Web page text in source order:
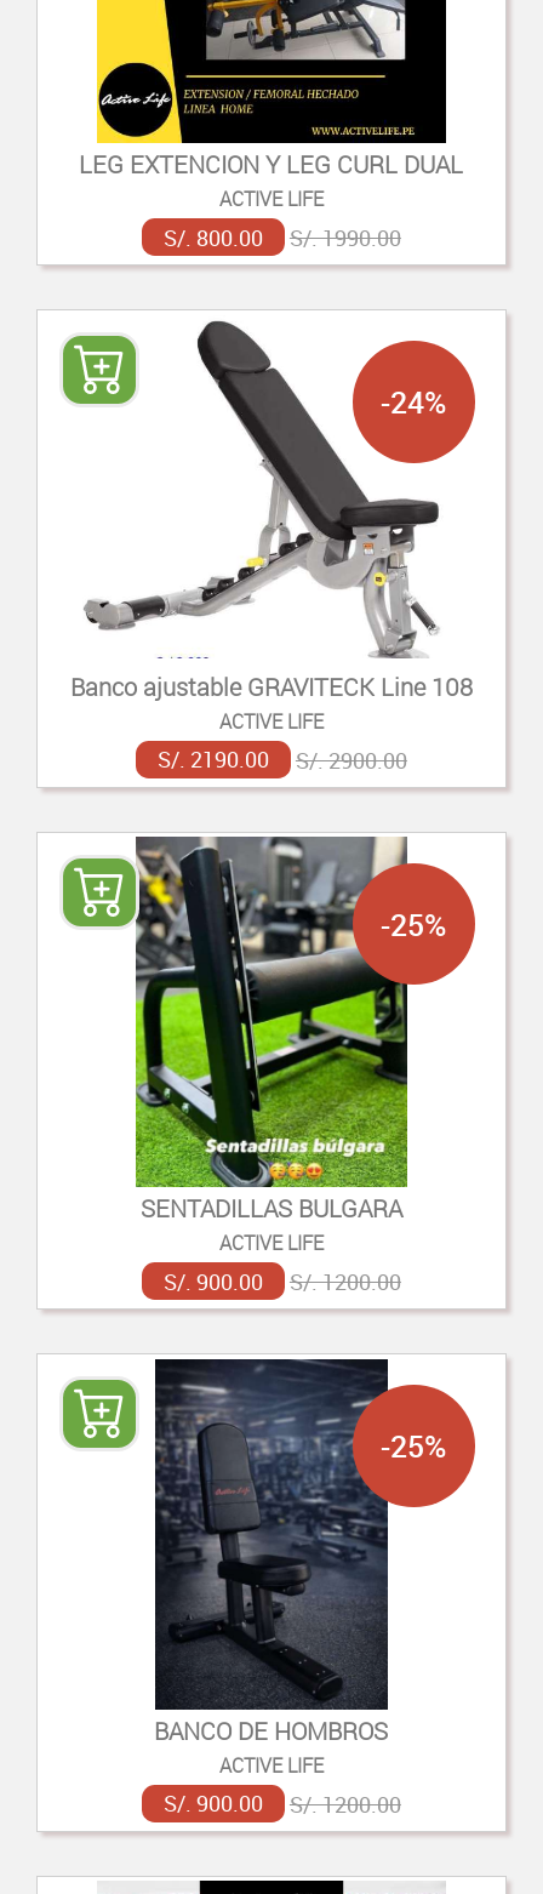
LEG EXTENCION Y LEG CURL DUAL
ACTIVE LIFE
S/. 800.00 S/. 1990.00
Banco ajustable GRAVITECK Line 108
ACTIVE LIFE
S/. 2190.00 S/. 2900.00
-24%
SENTADILLAS BULGARA
ACTIVE LIFE
S/. 900.00 S/. 1200.00
-25%
BANCO DE HOMBROS
ACTIVE LIFE
S/. 900.00 S/. 1200.00
-25%